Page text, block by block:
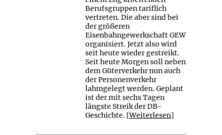
Berufsgruppen tariflich
vertreten. Die aber sind bei
der größeren
Eisenbahngewerkschaft GEW
organisiert. Jetzt also wird
seit heute wieder gestreikt.
Seit heute Morgen soll neben
dem Güterverkehr nun auch
der Personenverkehr
lahmgelegt werden. Geplant
ist der mit sechs Tagen
längste Streik der DB-
Geschichte. [Weiterlesen]